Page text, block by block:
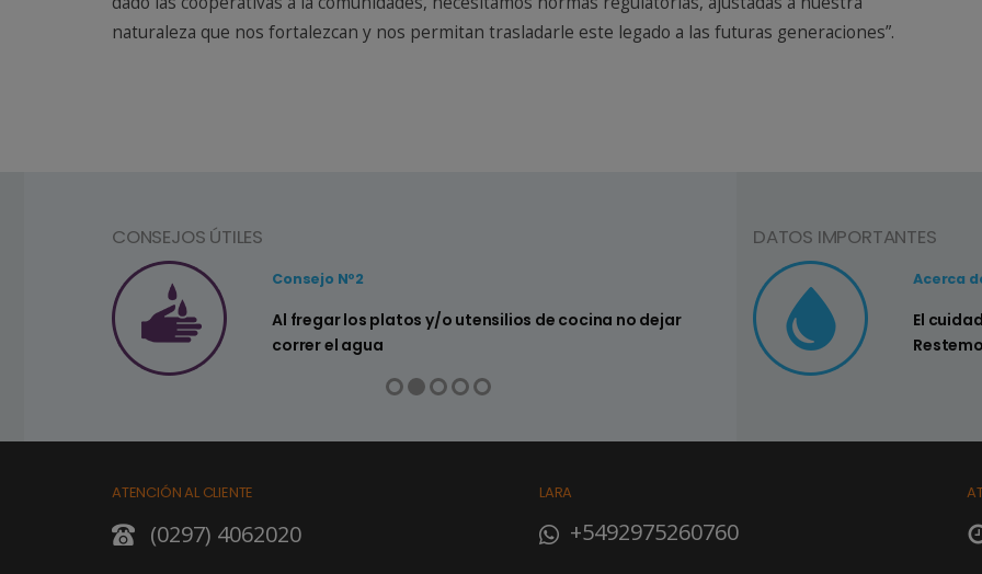
naturaleza que nos fortalezcan y nos permitan trasladarle este legado a las futuras generaciones”.
CONSEJOS ÚTILES
Consejo Nº2
Al fregar los platos y/o utensilios de cocina no dejar
correr el agua
Consejo Nº3
Controlar
su hogar
DATOS IMPORTANTES
Acerca
El
ATENCIÓN AL CLIENTE
(0297) 4062020
LARA
+5492975260760